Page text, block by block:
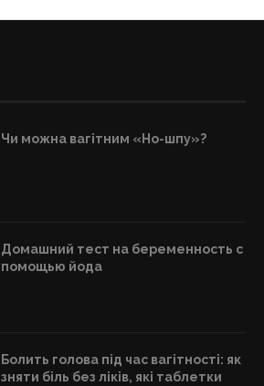
Чи можна вагітним «Но-шпу»?
Домашний тест на беременность с
помощью йода
Болить голова під час вагітності: як
зняти біль без ліків, які таблетки